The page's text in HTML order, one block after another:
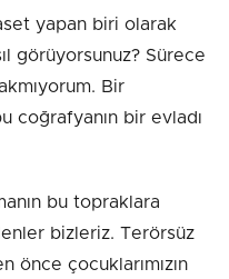
yapan biri olarak
görüyorsunuz? Sürece
Bir
coğrafyanın bir evladı
bu topraklara
bizleriz. Terörsüz
önce çocuklarımızın